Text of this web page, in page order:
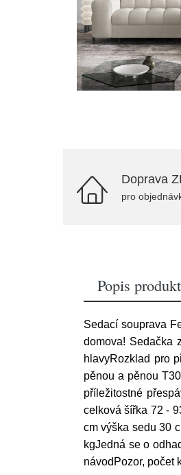
Doprava
pro
Popis
Sedací souprava
domova! Sedačka
hlavyRozklad pro
pěnou a pěnou
příležitostné
celková šířka 72 -
cm výška sedu 30
kgJedná se o
návodPozor, počet